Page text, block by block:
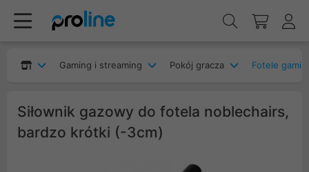
Gaming i streaming Pokój gracza Fotele
Siłownik gazowy do fotela noblechairs,
bardzo krótki (-3cm)